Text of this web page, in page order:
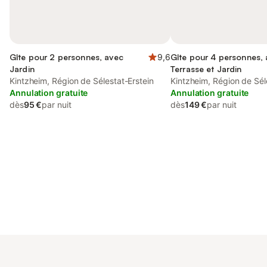
Gîte pour 2 personnes, avec
Jardin
9,6
Kintzheim, Région de Sélestat-Erstein
Annulation gratuite
dès95 €par nuit
Gîte pour 4 personnes,
Terrasse et Jardin
Kintzheim, Région de
Annulation gratuite
dès149 €par nuit